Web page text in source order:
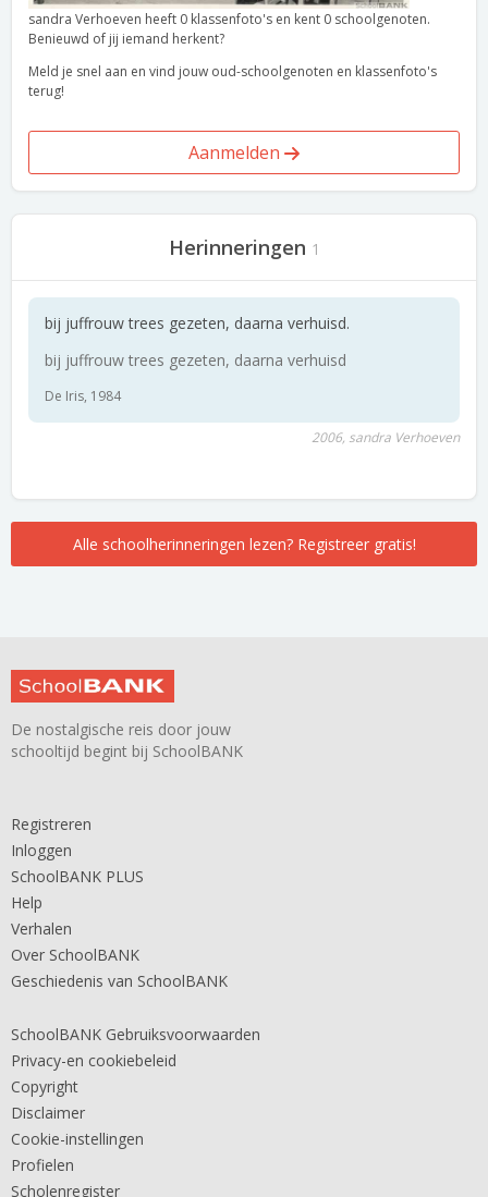
sandra Verhoeven heeft 0 klassenfoto's en kent 0 schoolgenoten.
Benieuwd of jij iemand herkent?
Meld je snel aan en vind jouw oud-schoolgenoten en klassenfoto's
terug!
Aanmelden
Herinneringen 1
bij juffrouw trees gezeten, daarna verhuisd.
bij juffrouw trees gezeten, daarna verhuisd
De Iris, 1984
2006, sandra Verhoeven
Alle schoolherinneringen lezen? Registreer gratis!
De nostalgische reis door jouw
schooltijd begint bij SchoolBANK
Registreren
Inloggen
SchoolBANK PLUS
Help
Verhalen
Over SchoolBANK
Geschiedenis van SchoolBANK
SchoolBANK Gebruiksvoorwaarden
Privacy-en cookiebeleid
Copyright
Disclaimer
Cookie-instellingen
Profielen
Scholenregister